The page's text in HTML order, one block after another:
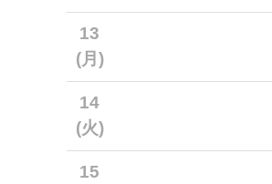
13
(月)
14
(火)
15